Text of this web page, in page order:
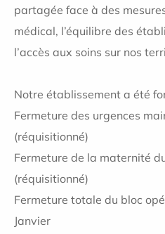
partagée face à des
médical, l’équilibre des
l’accès aux soins sur nos
Notre établissement a été
Fermeture des urgences
(réquisitionné)
Fermeture de la maternité
(réquisitionné)
Fermeture totale du bloc
Janvier